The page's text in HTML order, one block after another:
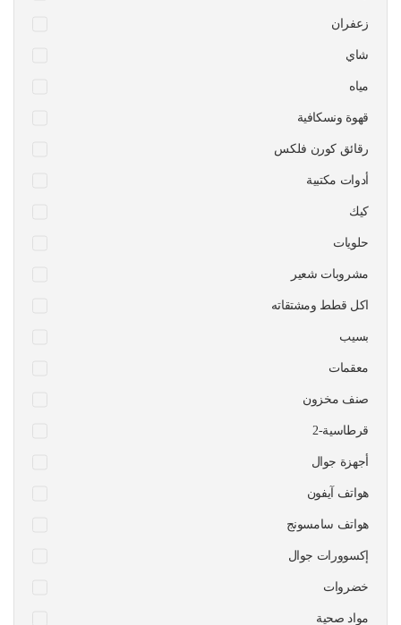
زعفران
شاي
مياه
قهوة ونسكافية
رقائق كورن فلكس
أدوات مكتبية
كيك
حلويات
مشروبات شعير
اكل قطط ومشتقاته
بسيب
معقمات
صنف مخزون
قرطاسية-2
أجهزة جوال
هواتف آيفون
هواتف سامسونج
إكسوورات جوال
خضروات
مواد صحية